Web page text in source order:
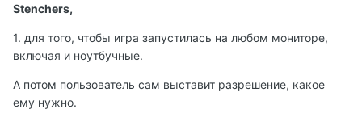
Stenchers,
1. для того, чтобы игра запустилась на любом мониторе,
включая и ноутбучные.
А потом пользователь сам выставит разрешение, какое
ему нужно.